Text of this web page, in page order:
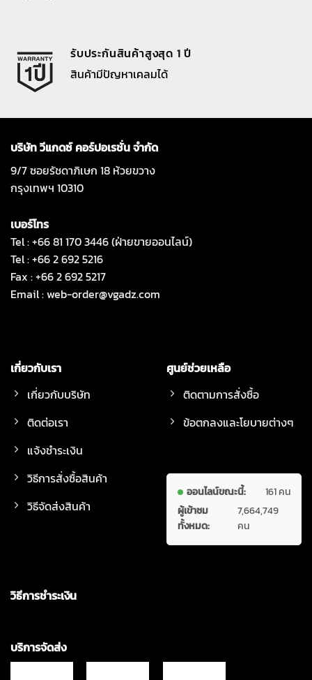
รับประกันสินค้าสูงสุด 1 ปี
สินค้ามีปัญหาเคลมได้
บริษัท วีแกดซ์ คอร์ปอเรชั่น จำกัด
9/7 ซอยรัชดาภิเษก 18 ห้วยขวาง
กรุงเทพฯ 10310
เบอร์โทร
Tel : +66 81 170 3446 (ฝ่ายขายออนไลน์)
Tel : +66 2 692 5216
Fax : +66 2 692 5217
Email :web-order@vgadz.com
เกี่ยวกับเรา
เกี่ยวกับบริษัท
ติดต่อเรา
แจ้งชำระเงิน
วิธีการสั่งซื้อสินค้า
วิธีจัดส่งสินค้า
ศูนย์ช่วยเหลือ
ติดตามการสั่งซื้อ
ข้อตกลงและโยบายต่างๆ
ออนไลน์ขณะนี้:
161 คน
ผู้เข้าชม
ทั้งหมด:
7,664,749
คน
วิธีการชำระเงิน
บริการจัดส่ง